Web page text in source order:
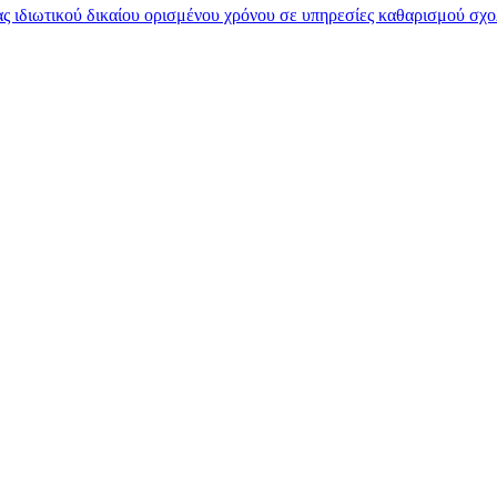
δικαίου ορισμένου χρόνου σε υπηρεσίες καθαρισμού